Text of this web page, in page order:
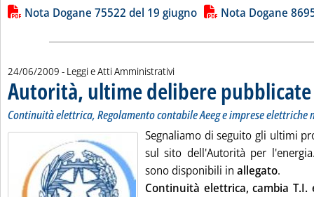
Lista allegati PDF alla notizia
Nota Dogane 75522 del 19 giugno Nota Dogane
24/06/2009 - Leggi e Atti Amministrativi
Autorità, ultime delibere pubblicate
Continuità elettrica, Regolamento contabile Aeeg e imprese elettriche
Segnaliamo di seguito gli ultimi
sul sito dell'Autorità per
sono disponibili in allegato.
Continuità elettrica, cambia T.I.